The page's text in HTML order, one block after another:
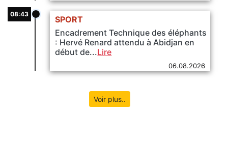
SPORT
Encadrement Technique des éléphants
: Hervé Renard attendu à Abidjan en
début de...Lire
06.08.2026
08:43
Voir plus..